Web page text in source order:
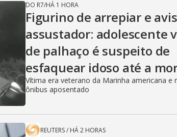
DO R7/HÁ 1 HORA
Figurino de arrepiar e
assustador: adolescente
de palhaço é suspeito de
esfaquear idoso até a
Vítima era veterano da Marinha americana e
ônibus aposentado
REUTERS/ HÁ 2 HORAS